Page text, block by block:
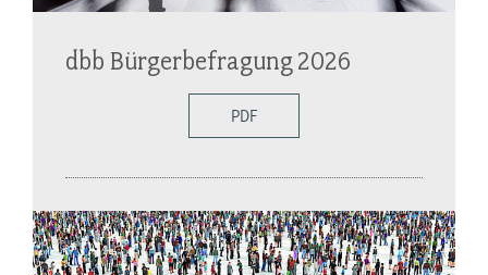
dbb Bürgerbefragung 2026
PDF